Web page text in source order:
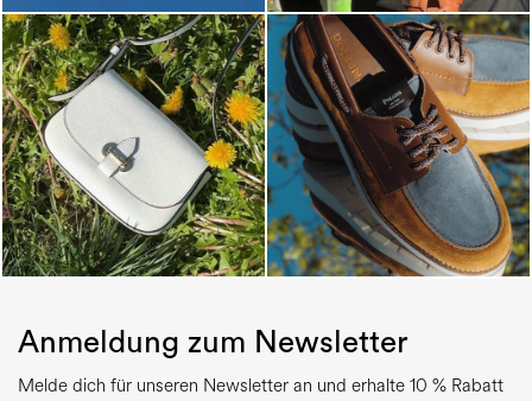
Anmeldung zum Newsletter
Melde dich für unseren Newsletter an und erhalte 10 % Rabatt